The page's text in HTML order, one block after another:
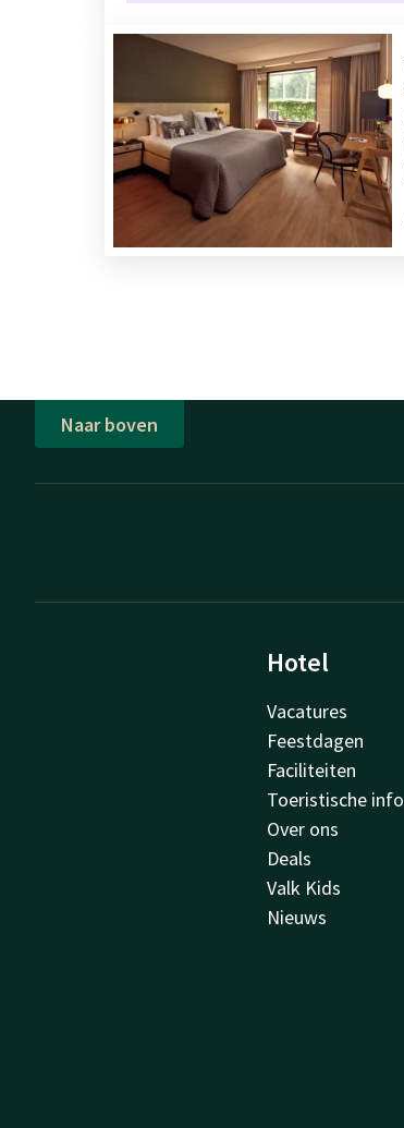
Naar boven
Hotel
Vacatures
Feestdagen
Faciliteiten
Toeristische info
Over ons
Deals
Valk Kids
Nieuws